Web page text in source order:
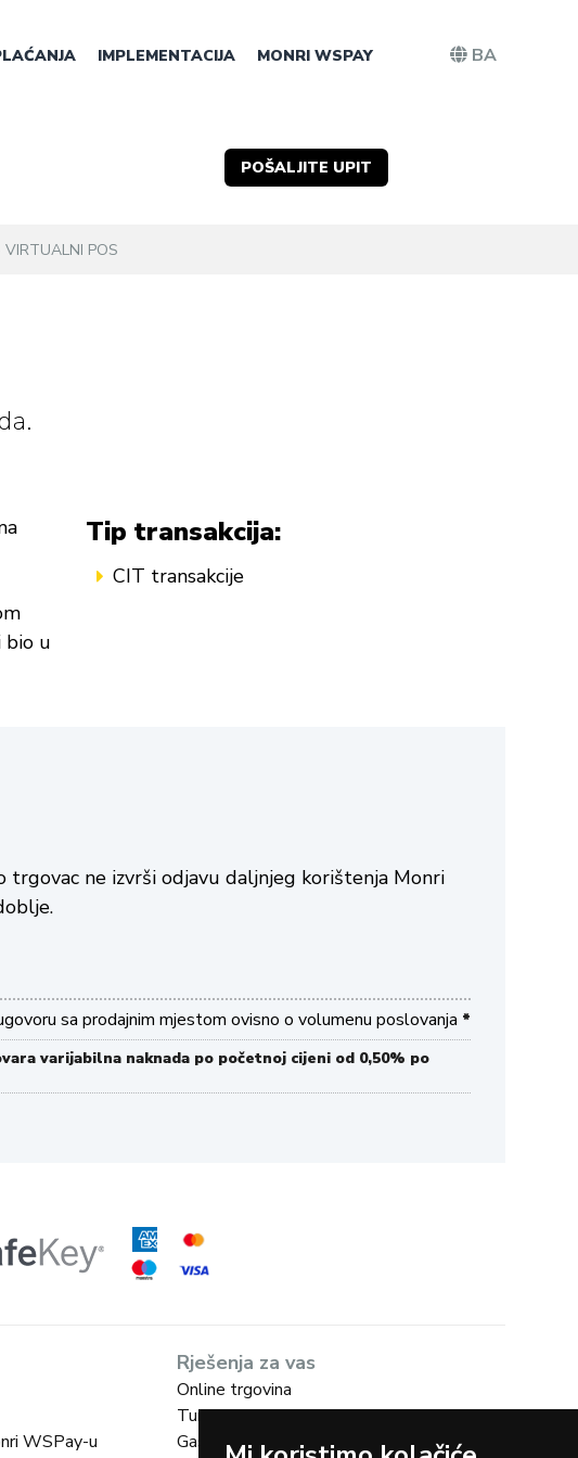
IMPLEMENTACIJA MONRI WSPAY
POŠALJITE UPIT
BA
POS
bio u
Tip transakcija:
CIT transakcije
trgovac ne izvrši odjavu daljnjeg korištenja Monri
sa prodajnim mjestom ovisno o volumenu poslovanja *
varijabilna naknada po početnoj cijeni od 0,50% po
WSPay-u
Rješenja za vas
Online trgovina
Turizam
Gastro